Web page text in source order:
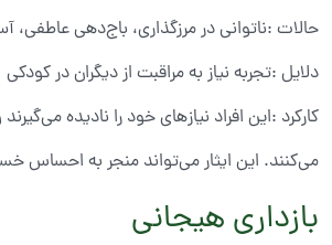
حالات :ناتوانی در مرزگذاری، باج‌دهی عاطفی،
دلایل :تجربه نیاز به مراقبت از دیگران در کودکی
کارکرد :این افراد نیازهای خود را نادیده
می‌کنند. این ایثار می‌تواند منجر به احساس
بازداری هیجانی